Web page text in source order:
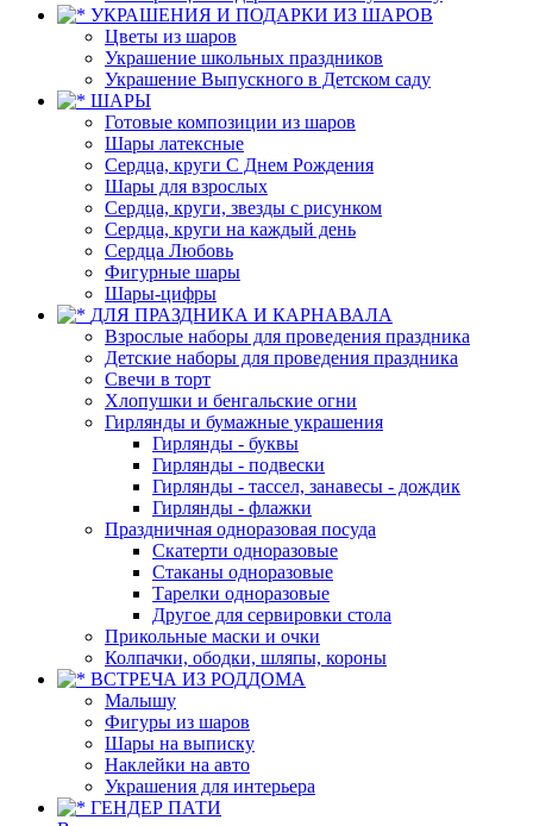
УКРАШЕНИЯ И ПОДАРКИ ИЗ ШАРОВ
Цветы из шаров
Украшение школьных праздников
Украшение Выпускного в Детском саду
ШАРЫ
Готовые композиции из шаров
Шары латексные
Сердца, круги С Днем Рождения
Шары для взрослых
Сердца, круги, звезды с рисунком
Сердца, круги на каждый день
Сердца Любовь
Фигурные шары
Шары-цифры
ДЛЯ ПРАЗДНИКА И КАРНАВАЛА
Взрослые наборы для проведения праздника
Детские наборы для проведения праздника
Свечи в торт
Хлопушки и бенгальские огни
Гирлянды и бумажные украшения
Гирлянды - буквы
Гирлянды - подвески
Гирлянды - тассел, занавесы - дождик
Гирлянды - флажки
Праздничная одноразовая посуда
Скатерти одноразовые
Стаканы одноразовые
Тарелки одноразовые
Другое для сервировки стола
Прикольные маски и очки
Колпачки, ободки, шляпы, короны
ВСТРЕЧА ИЗ РОДДОМА
Малышу
Фигуры из шаров
Шары на выписку
Наклейки на авто
Украшения для интерьера
ГЕНДЕР ПАТИ